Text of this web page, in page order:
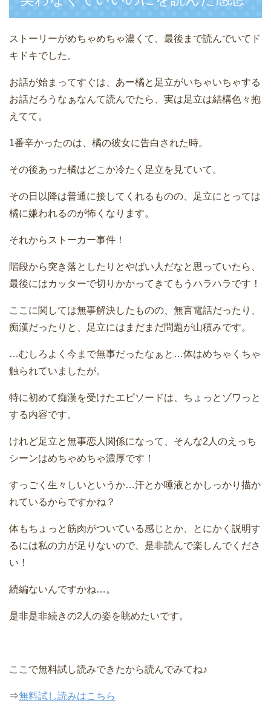
ストーリーがめちゃめちゃ濃くて、最後まで読んでいてド
キドキでした。
お話が始まってすぐは、あー橘と足立がいちゃいちゃする
お話だろうなぁなんて読んでたら、実は足立は結構色々抱
えてて。
1番辛かったのは、橘の彼女に告白された時。
その後あった橘はどこか冷たく足立を見ていて。
その日以降は普通に接してくれるものの、足立にとっては
橘に嫌われるのが怖くなります。
それからストーカー事件！
階段から突き落としたりとやばい人だなと思っていたら、
最後にはカッターで切りかかってきてもうハラハラです！
ここに関しては無事解決したものの、無言電話だったり、
痴漢だったりと、足立にはまだまだ問題が山積みです。
…むしろよく今まで無事だったなぁと…体はめちゃくちゃ
触られていましたが。
特に初めて痴漢を受けたエピソードは、ちょっとゾワっと
する内容です。
けれど足立と無事恋人関係になって、そんな2人のえっち
シーンはめちゃめちゃ濃厚です！
すっごく生々しいというか…汗とか唾液とかしっかり描か
れているからですかね？
体もちょっと筋肉がついている感じとか、とにかく説明す
るには私の力が足りないので、是非読んで楽しんでくださ
い！
続編ないんですかね…。
是非是非続きの2人の姿を眺めたいです。
ここで無料試し読みできたから読んでみてね♪
⇒無料試し読みはこちら